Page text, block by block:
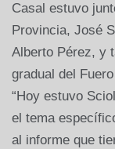
Casal estuvo
Provincia, José
Alberto Pérez, y
gradual del
“Hoy estuvo
el tema
al informe que